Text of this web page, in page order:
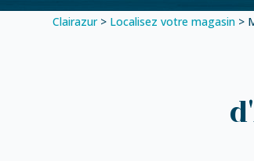
Clairazur> Localisez votre magasin >